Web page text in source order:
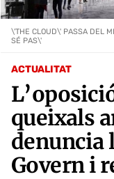
ACTUALITAT
queixals
denuncia
Govern i
\'THE CLOUD\' PASSA DEL
SÉ PAS\'